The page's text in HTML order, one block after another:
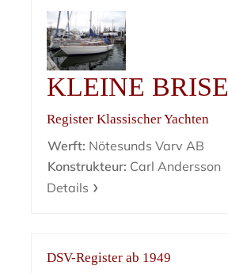
KLEINE BRISE
Register Klassischer Yachten
Werft: Nötesunds Varv AB
Konstrukteur: Carl Andersson
Details
DSV-Register ab 1949